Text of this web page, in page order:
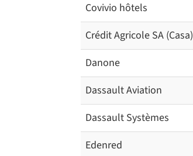
Covivio hôtels
Crédit Agricole SA (Casa)
Danone
Dassault Aviation
Dassault Systèmes
Edenred